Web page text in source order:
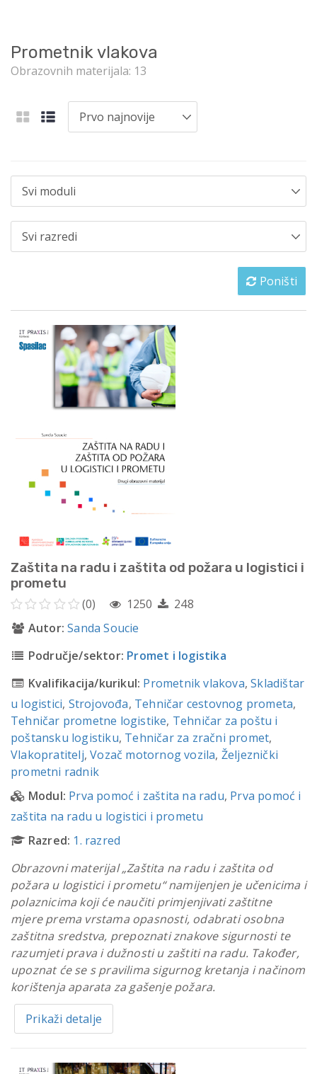
Prometnik vlakova
Obrazovnih materijala: 13
Poništi
Zaštita na radu i zaštita od požara u logistici i
prometu
(0) 1250
248
Autor: Sanda Soucie
Područje/sektor: Promet i logistika
Kvalifikacija/kurikul: Prometnik vlakova,Skladištar
u logistici, Strojovođa, Tehničar cestovnog prometa,
Tehničar prometne logistike, Tehničar za poštu i
poštansku logistiku, Tehničar za zračni promet,
Vlakopratitelj,Vozač motornog vozila, Željeznički
prometni radnik
Modul: Prva pomoć i zaštita na radu, Prva pomoć i
zaštita na radu u logistici i prometu
Razred: 1. razred
Obrazovni materijal „Zaštita na radu i zaštita od
požara u logistici i prometu“ namijenjen je učenicima i
polaznicima koji će naučiti primjenjivati zaštitne
mjere prema vrstama opasnosti, odabrati osobna
zaštitna sredstva, prepoznati znakove sigurnosti te
razumjeti prava i dužnosti u zaštiti na radu. Također,
upoznat će se s pravilima sigurnog kretanja i načinom
korištenja aparata za gašenje požara.
Prikaži detalje